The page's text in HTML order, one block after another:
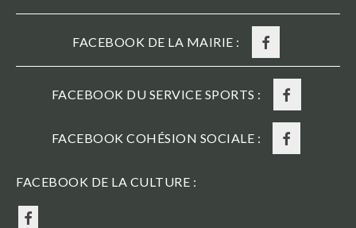
FACEBOOK DE LA MAIRIE :
FACEBOOK DU SERVICE SPORTS :
FACEBOOK COHÉSION SOCIALE :
FACEBOOK DE LA CULTURE :